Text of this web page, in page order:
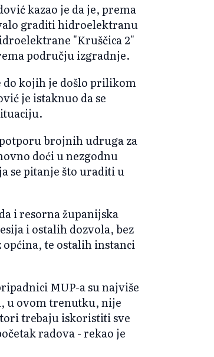
kazao je da je, prema
graditi hidroelektranu
"Kruščica 2"
području izgradnje.
do kojih je došlo prilikom
je istaknuo da se
brojnih udruga za
doći u nezgodnu
se pitanje što uraditi u
i resorna županijska
i ostalih dozvola, bez
te ostalih instanci
MUP-a su najviše
u ovom trenutku, nije
trebaju iskoristiti sve
radova - rekao je